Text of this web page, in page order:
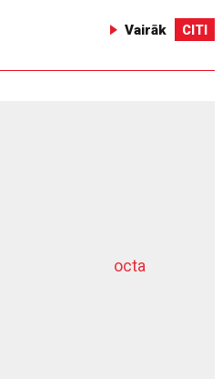
Vairāk CITI
octa
dziļurbums